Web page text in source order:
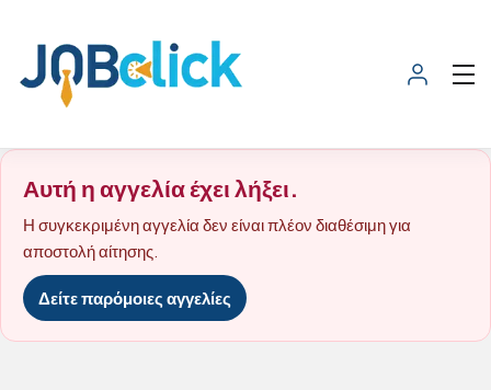
Αυτή η αγγελία έχει λήξει.
Η συγκεκριμένη αγγελία δεν είναι πλέον διαθέσιμη για
αποστολή αίτησης.
Δείτε παρόμοιες αγγελίες